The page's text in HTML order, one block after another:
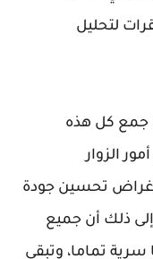
لتحليل
جمع كل هذه
الزوار
تحسين جودة
ذلك أن جميع
تماما، وتبقى